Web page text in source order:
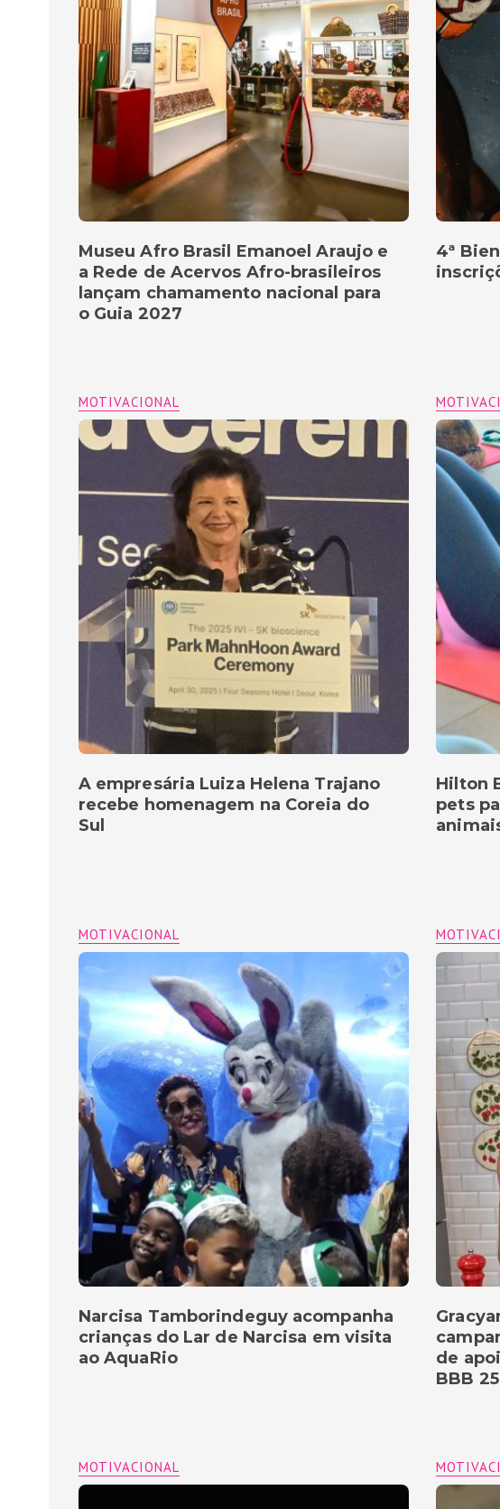
4ª
Museu Afro Brasil Emanoel Araujo e
a Rede de Acervos Afro-brasileiros
lançam chamamento nacional para
o Guia 2027
Hilton
pets
MOTIVACIONAL
A empresária Luiza Helena Trajano
recebe homenagem na Coreia do
Sul
de
BBB 25
MOTIVACIONAL
Narcisa Tamborindeguy acompanha
crianças do Lar de Narcisa em visita
ao AquaRio
MOTIVACIONAL